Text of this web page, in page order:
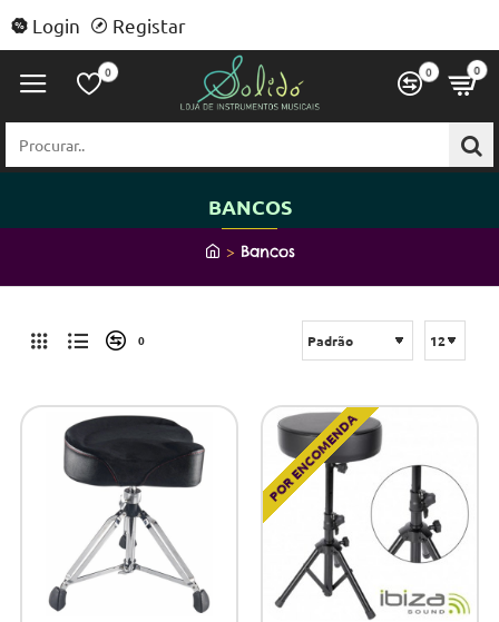
Login Registar
0 0 0
Procurar..
BANCOS
h
Bancos
0
POR ENCOMENDA